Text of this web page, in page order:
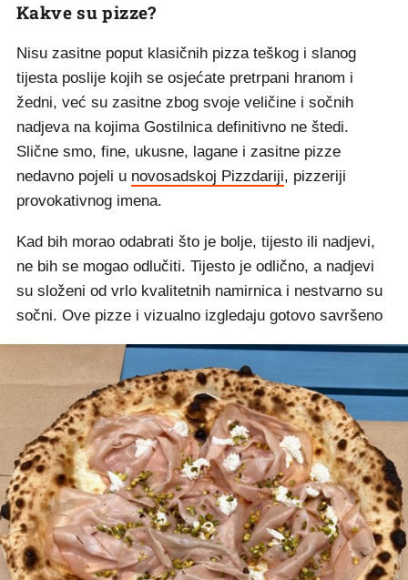
Kakve su pizze?
Nisu zasitne poput klasičnih pizza teškog i slanog
tijesta poslije kojih se osjećate pretrpani hranom i
žedni, već su zasitne zbog svoje veličine i sočnih
nadjeva na kojima Gostilnica definitivno ne štedi.
Slične smo, fine, ukusne, lagane i zasitne pizze
nedavno pojeli u novosadskoj Pizzdariji, pizzeriji
provokativnog imena.
Kad bih morao odabrati što je bolje, tijesto ili nadjevi,
ne bih se mogao odlučiti. Tijesto je odlično, a nadjevi
su složeni od vrlo kvalitetnih namirnica i nestvarno su
sočni. Ove pizze i vizualno izgledaju gotovo savršeno